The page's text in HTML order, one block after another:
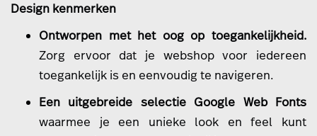
Design kenmerken
Ontworpen met het oog op toegankelijkheid.
Zorg ervoor dat je webshop voor iedereen
toegankelijk is en eenvoudig te navigeren.
Een uitgebreide selectie Google Web Fonts
waarmee je een unieke look en feel kunt